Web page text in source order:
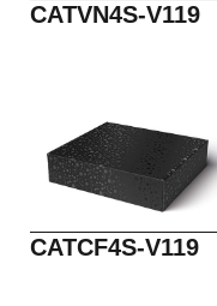
CATVN4S-V119
CATCF4S-V119